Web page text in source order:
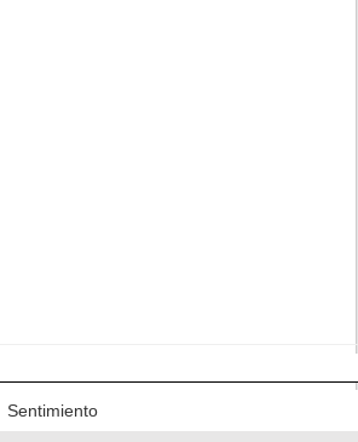
Sentimiento